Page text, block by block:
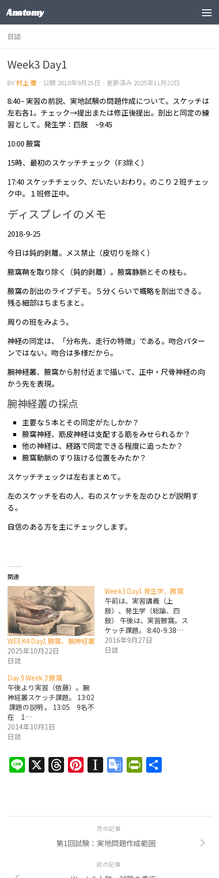
コンテンツの下
Anatomy
日誌
Week3 Day1
BY村上 徹 · 公開 2018年9月25日 · 更新済み 2025年11月22日
8:40~ 実習の前説、実地試験の問題作成について。スケッチは
左右各1。チェック→提出または修正後提出。剖出と同定の練
習として。発生学：四肢 ~9:45
10:00 腋窩
15時、最初のスケッチチェック（F3除く）
17:40 スケッチチェック、だいたいおわり。のこり２班チェッ
ク中。１班修正中。
ディスプレイのメモ
2018-9-25
今日は鈍的剥離。メス禁止（皮切りを除く）
腋窩鞘を取り除く（鈍的剥離）。腋窩静脈とその枝も。
腋窩の剖出のライブデモ。５分くらいで概略を剖出できる。
残る細部はちまちまと。
周りの班をみよう。
神経の同定は、「分布先、走行の特徴」である。吻合パター
ンではない。吻合は多様だから。
腕神経叢、腋窩から肘付近まで描いて、正中・尺骨神経の向
かう先を表現。
腕神経叢の採点
主要な５本とその同定がたしかか？
腋窩神経、筋皮神経は支配する筋をみせられるか？
他の神経は、経路で同定できる程度に追ったか？
腋窩動脈のすり抜ける位置をみたか？
スケッチチェックは左右まとめて。
左のスケッチを右の人、右のスケッチを左のひとが説明す
る。
自信のある方を主にチェックします。
関連
WEEK4 Day1 腋窩、腕神経叢
2025年10月22日
日誌
Week3 Day1 発生学、腋窩
午前は、実習講義（上
肢）、発生学（総論、四
肢） 午後は、実習腋窩。ス
ケッチ課題。 8:40-9:38…
2016年9月27日
日誌
Day 9 Week 3 腋窩
午後より実習（依藤）。腕
神経叢スケッチ課題。 13:02
課題の説明 。 13:05 9名不
在 1…
2014年10月1日
日誌
Line
X Threads
Pinterest
Instapaper
Google
次の記事
第1回試験：実地問題作成範囲
前の記事